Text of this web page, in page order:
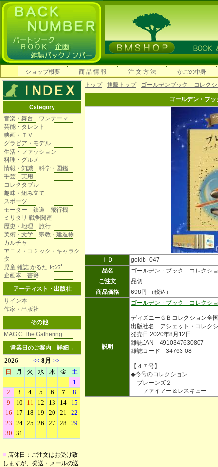
ショップ概要 商 品 情 報 注 文 方 法 かごの中身
Category
音楽・舞台 ワンテーマ
芸能・タレント
映画・ＴＶ
グラビア・モデル
生活・ファッション
料理・グルメ
情報・知識・科学・図鑑
手芸 実用
コレクタブル
趣味・組み立て
スポーツ
モーター 鉄道 飛行機
ミリタリ 戦争関連
歴史・地理・旅行
美術・文学・宗教・建造物
カルチャ
アニメ・コミック・キャラク
タ
児童 雑誌 かるた ﾄﾗﾝﾌﾟ
企画本 書籍
アーティスト・出版社
サイン本
作家・出版社
その他
MAGIC The Gathering
営業日のご案内 詳細→
■ 店休日：ご注文はお受け致
しますが、発送・メールの送
トップ- 通販トップ- ゴールデンブック コレクシ
ゴールデン・ブ
ＩＤ
goldb_047
品名
ゴールデン・ブック コレクシ
ご注文
品切
商品価格
698円 （税込）
説明
ゴールデン・ブック コレク
ディズニーＧＢコレクション全
出版社名 アシェット・コレク
発売日 2020年8月12日
雑誌JAN 4910347630807
雑誌コード 34763-08
【４７号】
◆今号のコレクション
プレーンズ２
ファイアー＆レスキュー